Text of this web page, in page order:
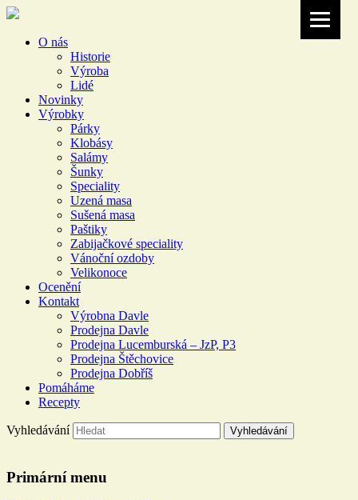
O nás
Historie
Výroba
Lidé
Novinky
Výrobky
Párky
Klobásy
Salámy
Šunky
Speciality
Uzená masa
Sušená masa
Paštiky
Zabijačkové speciality
Vánoční ozdoby
Velikonoce
Ocenění
Kontakt
Výrobna Davle
Prodejna Davle
Prodejna Lucemburská – JzP, P3
Prodejna Štěchovice
Prodejna Dobříš
Pomáháme
Recepty
DOLEJŠÍCH
Vyhledávání
Primární menu